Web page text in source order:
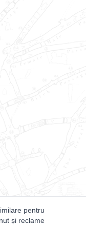
pentru
și reclame